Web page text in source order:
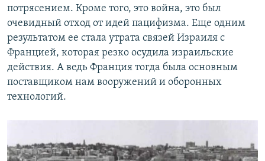
потрясением. Кроме того, это война, это был
очевидный отход от идей пацифизма. Еще одним
результатом ее стала утрата связей Израиля с
Францией, которая резко осудила израильские
действия. А ведь Франция тогда была основным
поставщиком нам вооружений и оборонных
технологий.